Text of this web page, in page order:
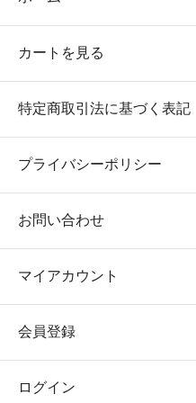
カートを見る
特定商取引法に基づく表記
プライバシーポリシー
お問い合わせ
マイアカウント
会員登録
ログイン